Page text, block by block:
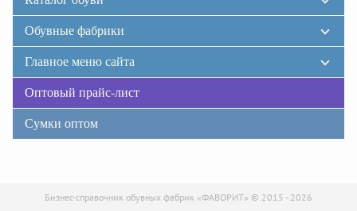
Обувные фабрики
Главное меню сайта
Оптовый прайс-лист
Сумки оптом
Бизнес-справочник обувных фабрик «ФАВОРИТ» © 2015 - 2026